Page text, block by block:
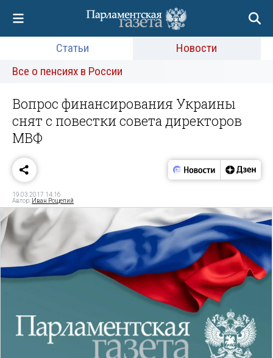
Статьи
Новости
Все о пенсиях в России
Вопрос финансирования Украины
снят с повестки совета директоров
МВФ
19.03.2017 14:16
Автор: Иван Рощепий